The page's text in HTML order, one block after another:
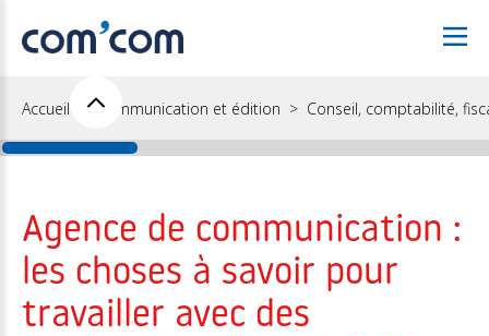
Accueil Communication et édition Conseil, comptabilité,
Agence de communication :
les choses à savoir pour
travailler avec des